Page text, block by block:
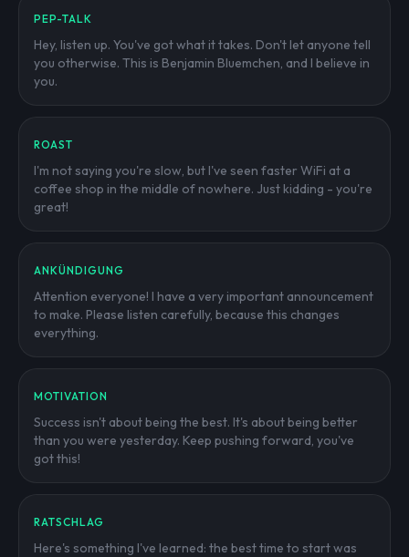
PEP-TALK
Hey, listen up. You've got what it takes. Don't let anyone tell
you otherwise. This is Benjamin Bluemchen, and I believe in
you.
ROAST
I'm not saying you're slow, but I've seen faster WiFi at a
coffee shop in the middle of nowhere. Just kidding - you're
great!
ANKÜNDIGUNG
Attention everyone! I have a very important announcement
to make. Please listen carefully, because this changes
everything.
MOTIVATION
Success isn't about being the best. It's about being better
than you were yesterday. Keep pushing forward, you've
got this!
RATSCHLAG
Here's something I've learned: the best time to start was